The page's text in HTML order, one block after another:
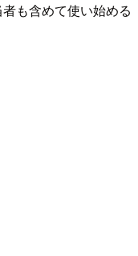
も含めて使い始める